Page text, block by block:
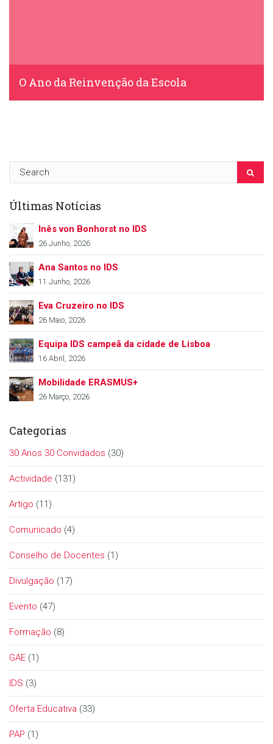
O Ano da Reinvenção da Escola
Últimas Notícias
Inês von Bonhorst no IDS
26 Junho, 2026
Ana Santos no IDS
11 Junho, 2026
Eva Cruzeiro no IDS
26 Maio, 2026
Equipa IDS campeã da cidade de Lisboa
16 Abril, 2026
Mobilidade ERASMUS+
26 Março, 2026
Categorias
30 Anos 30 Convidados (30)
Actividade (131)
Artigo (11)
Comunicado (4)
Conselho de Docentes (1)
Divulgação (17)
Evento (47)
Formação (8)
GAE (1)
IDS (3)
Oferta Educativa (33)
PAP (1)